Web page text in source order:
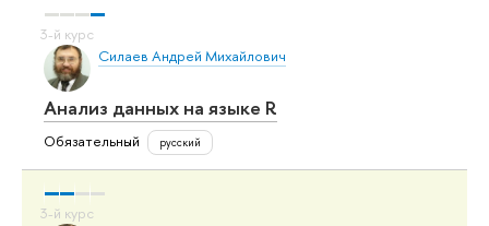
Силаев Андрей Михайлович
Анализ данных на языке R
Обязательный русский